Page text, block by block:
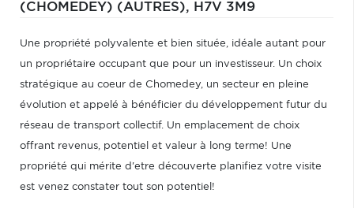
(CHOMEDEY) (AUTRES), H7V 3M9
Une propriété polyvalente et bien située, idéale autant pour
un propriétaire occupant que pour un investisseur. Un choix
stratégique au coeur de Chomedey, un secteur en pleine
évolution et appelé à bénéficier du développement futur du
réseau de transport collectif. Un emplacement de choix
offrant revenus, potentiel et valeur à long terme! Une
propriété qui mérite d'etre découverte planifiez votre visite
est venez constater tout son potentiel!